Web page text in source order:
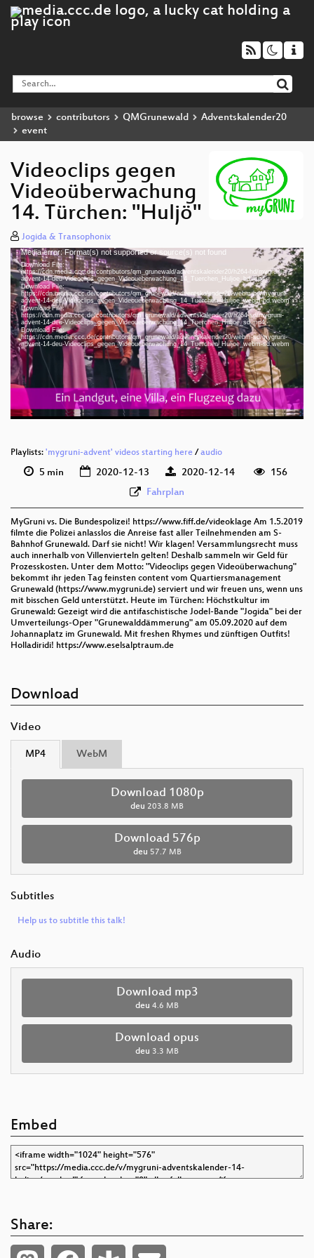
browse contributors QMGrunewald
Adventskalender20
event
Videoclips gegen
Videoüberwachung
14. Türchen: "Huljö"
Jogida & Transophonix
Video
Player
Media error: Format(s) not supported or source(s) not found
Download File:
https://cdn.media.ccc.de/contributors/qm_grunewald/adventskalender20/h264-hd/mygruni-
advent-14-deu-Videoclips_gegen_Videoueberwachung_14_Tuerchen_Huljoe_hd.mp4
Download File:
https://cdn.media.ccc.de/contributors/qm_grunewald/adventskalender20/webm-hd/mygruni-
advent-14-deu-Videoclips_gegen_Videoueberwachung_14_Tuerchen_Huljoe_webm-hd.webm
Download File:
https://cdn.media.ccc.de/contributors/qm_grunewald/adventskalender20/h264-sd/mygruni-
advent-14-deu-Videoclips_gegen_Videoueberwachung_14_Tuerchen_Huljoe_sd.mp4
Download File:
https://cdn.media.ccc.de/contributors/qm_grunewald/adventskalender20/webm-sd/mygruni-
advent-14-deu-Videoclips_gegen_Videoueberwachung_14_Tuerchen_Huljoe_webm-sd.webm
deu 1080p (mp4)
deu 1080p (webm)
deu 576p (mp4)
deu 576p (webm)
Playlists: 'mygruni-advent' videos starting here / audio
5 min 2020-12-13 2020-12-14
156
Fahrplan
MyGruni vs. Die Bundespolizei! https://www.fiff.de/videoklage Am 1.5.2019
filmte die Polizei anlasslos die Anreise fast aller Teilnehmenden am S-
Bahnhof Grunewald. Darf sie nicht! Wir klagen! Versammlungsrecht muss
auch innerhalb von Villenvierteln gelten! Deshalb sammeln wir Geld für
Prozesskosten. Unter dem Motto: "Videoclips gegen Videoüberwachung"
bekommt ihr jeden Tag feinsten content vom Quartiersmanagement
Grunewald (https://www.mygruni.de) serviert und wir freuen uns, wenn uns
mit bisschen Geld unterstützt. Heute im Türchen: Höchstkultur im
Grunewald: Gezeigt wird die antifaschistische Jodel-Bande "Jogida" bei der
Umverteilungs-Oper "Grunewalddämmerung" am 05.09.2020 auf dem
Johannaplatz im Grunewald. Mit freshen Rhymes und zünftigen Outfits!
Holladiridi! https://www.eselsalptraum.de
Download
Video
MP4 WebM
Download 1080p
deu 203.8 MB
Download 576p
deu 57.7 MB
Subtitles
Help us to subtitle this talk!
Audio
Download mp3
deu 4.6 MB
Download opus
deu 3.3 MB
Embed
Share: